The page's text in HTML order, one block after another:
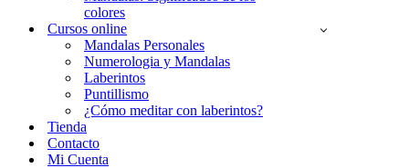
colores
Cursos online
Mandalas Personales
Numerologia y Mandalas
Laberintos
Puntillismo
¿Cómo meditar con laberintos?
Tienda
Contacto
Mi Cuenta